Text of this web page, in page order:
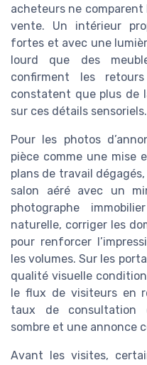
acheteurs ne
vente. Un intérieur
fortes et avec une
lourd que des
confirment les retours
constatent que plus de
sur ces détails sensoriels.
Pour les photos
pièce comme une mise
plans de travail
salon aéré avec un
photographe
naturelle, corriger les
pour renforcer
les volumes. Sur les
qualité visuelle
le flux de visiteurs en
taux de consultation
sombre et une annonce
Avant les visites,